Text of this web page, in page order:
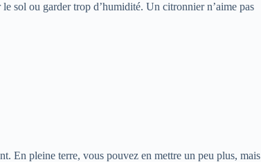
sol ou garder trop d’humidité. Un citronnier n’aime pas
En pleine terre, vous pouvez en mettre un peu plus, mais